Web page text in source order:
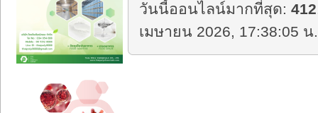
วันนี้ออนไลน์มากที่สุด:412
เมษายน 2026, 17:38:05 น